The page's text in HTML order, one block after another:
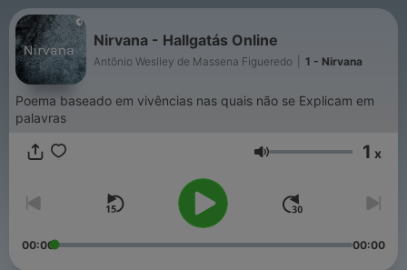
Nirvana - Hallgatás Online
Antônio Weslley de Massena Figueredo 1 - Nirvana
Poema baseado em vivências nas quais não se Explicam em
palavras
Hangerő 1 x
00:00 00:00